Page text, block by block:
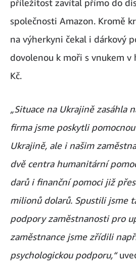
příležitost zavítal přímo do
společnosti Amazon. Kromě
na výherkyni čekal i dárkový
dovolenou k moři s vnukem
Kč.
„Situace na Ukrajině zasáhla
firma jsme poskytli
Ukrajině, ale i našim
dvě centra humanitární
darů i finanční pomoci již
milionů dolarů. Spustili jsme
podpory zaměstnanosti pro
zaměstnance jsme zřídili
psychologickou podporu,“